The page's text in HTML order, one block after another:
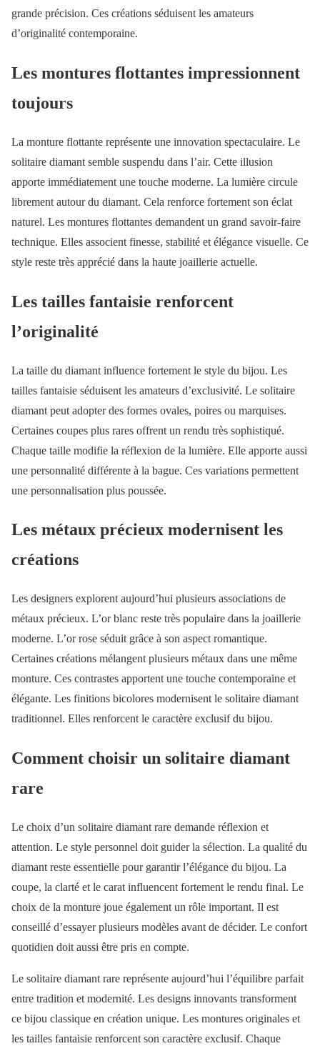
grande précision. Ces créations séduisent les amateurs
d’originalité contemporaine.
Les montures flottantes impressionnent
toujours
La monture flottante représente une innovation spectaculaire. Le
solitaire diamant semble suspendu dans l’air. Cette illusion
apporte immédiatement une touche moderne. La lumière circule
librement autour du diamant. Cela renforce fortement son éclat
naturel. Les montures flottantes demandent un grand savoir-faire
technique. Elles associent finesse, stabilité et élégance visuelle. Ce
style reste très apprécié dans la haute joaillerie actuelle.
Les tailles fantaisie renforcent
l’originalité
La taille du diamant influence fortement le style du bijou. Les
tailles fantaisie séduisent les amateurs d’exclusivité. Le solitaire
diamant peut adopter des formes ovales, poires ou marquises.
Certaines coupes plus rares offrent un rendu très sophistiqué.
Chaque taille modifie la réflexion de la lumière. Elle apporte aussi
une personnalité différente à la bague. Ces variations permettent
une personnalisation plus poussée.
Les métaux précieux modernisent les
créations
Les designers explorent aujourd’hui plusieurs associations de
métaux précieux. L’or blanc reste très populaire dans la joaillerie
moderne. L’or rose séduit grâce à son aspect romantique.
Certaines créations mélangent plusieurs métaux dans une même
monture. Ces contrastes apportent une touche contemporaine et
élégante. Les finitions bicolores modernisent le solitaire diamant
traditionnel. Elles renforcent le caractère exclusif du bijou.
Comment choisir un solitaire diamant
rare
Le choix d’un solitaire diamant rare demande réflexion et
attention. Le style personnel doit guider la sélection. La qualité du
diamant reste essentielle pour garantir l’élégance du bijou. La
coupe, la clarté et le carat influencent fortement le rendu final. Le
choix de la monture joue également un rôle important. Il est
conseillé d’essayer plusieurs modèles avant de décider. Le confort
quotidien doit aussi être pris en compte.
Le solitaire diamant rare représente aujourd’hui l’équilibre parfait
entre tradition et modernité. Les designs innovants transforment
ce bijou classique en création unique. Les montures originales et
les tailles fantaisie renforcent son caractère exclusif. Chaque